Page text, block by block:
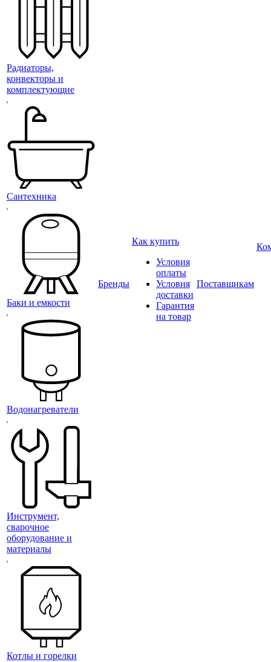
Радиаторы,
конвекторы и
комплектующие
Сантехника
Баки и емкости
Водонагреватели
Инструмент,
сварочное
оборудование и
материалы
Котлы и горелки
Бренды
Как купить
Условия
оплаты
Условия
доставки
Гарантия
на товар
Поставщикам